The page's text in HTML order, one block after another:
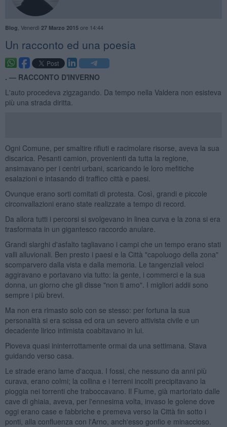
Blog Venerdì 27 Marzo 2015ore 14:44
Un racconto ed una poesia
. — RACCONTO D'INVERNO
L'auto procedeva zigzagando. Da tempo nella Valdera non esisteva
più una strada diritta.
Ogni Comune, per smaltire rifiuti e racimolare risorse, aveva la sua
discarica. Pesanti camion, provenienti da tutta la regione,
ansimavano per i centri urbani, scaricando le loro mefitiche
esalazioni e intasando di traffico città e paesi.
Ovunque erano sorti comitati di protesta. Così, grandi e piccole
circonvallazioni erano state realizzate a tempo di record.
Da allora tutti i percorsi si svolgevano in linea curva e la zona si era
trasformata in un gigantesco raccordo anulare.
Grandi slarghi d'asfalto tagliavano i campi che un tempo erano stati
valli alluvionali. Ben presto i paesi e la Città "capoluogo della zona"
scomparvero dalla vista e dalla memoria. Le tangenziali veloci
aggiravano e portavano via tutto: la gente, i commerci e la sua
donna, un giorno che gli disse "non ti amo". I migliori addii sono
sempre i più brevi.
Ma non era rimasto solo con se stesso: per fortuna la sua
personalità si era scissa ed ora un severo attivista civile e un
decadente lirico intimista coabitavano in lui.
Pioveva quasi ininterrottamente ormai da una settimana. Stava
guidando verso casa.
Le strade erano lame d'acqua. I fossi, che nessuno da anni più
curava, erano colmi; la collina e i terreni incolti precipitavano la
pioggia nei torrenti che traboccavano. Il Fiume, già martoriato dalle
cave di ghiaia, aveva, per l'ennesima volta, invaso le golene dove
oggi erano case e fabbriche e premeva verso la Città fin sotto i
ponti, alla confluenza con l'Arno, anch'esso gonfio e minaccioso.